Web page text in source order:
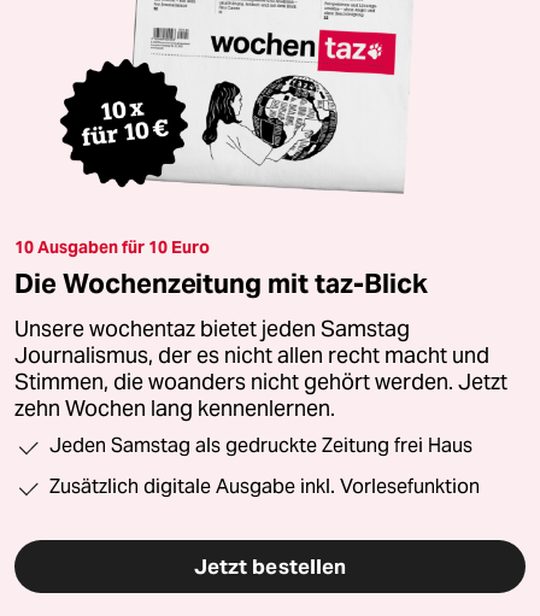
10 Ausgaben für 10 Euro
Die Wochenzeitung mit taz-Blick
Unsere wochentaz bietet jeden Samstag
Journalismus, der es nicht allen recht macht und
Stimmen, die woanders nicht gehört werden. Jetzt
zehn Wochen lang kennenlernen.
Jeden Samstag als gedruckte Zeitung frei Haus
Zusätzlich digitale Ausgabe inkl. Vorlesefunktion
Jetzt bestellen